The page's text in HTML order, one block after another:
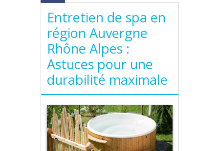
Entretien de spa en
région Auvergne
Rhône Alpes :
Astuces pour une
durabilité maximale